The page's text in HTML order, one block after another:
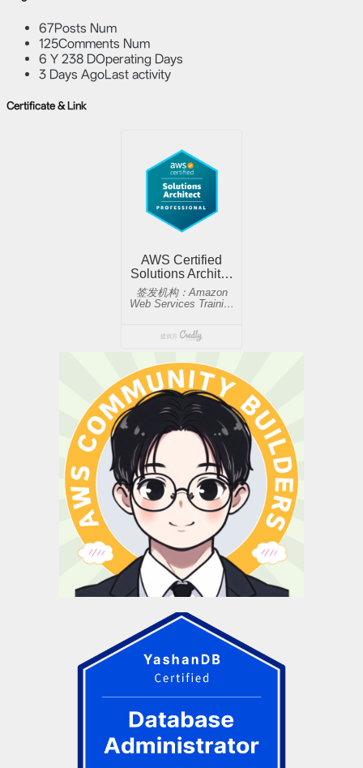
67Posts Num
125Comments Num
6 Y 238 DOperating Days
3 Days AgoLast activity
Certificate & Link